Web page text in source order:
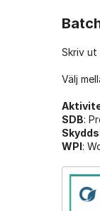
Skriv
Välj
SDB:
WPI: